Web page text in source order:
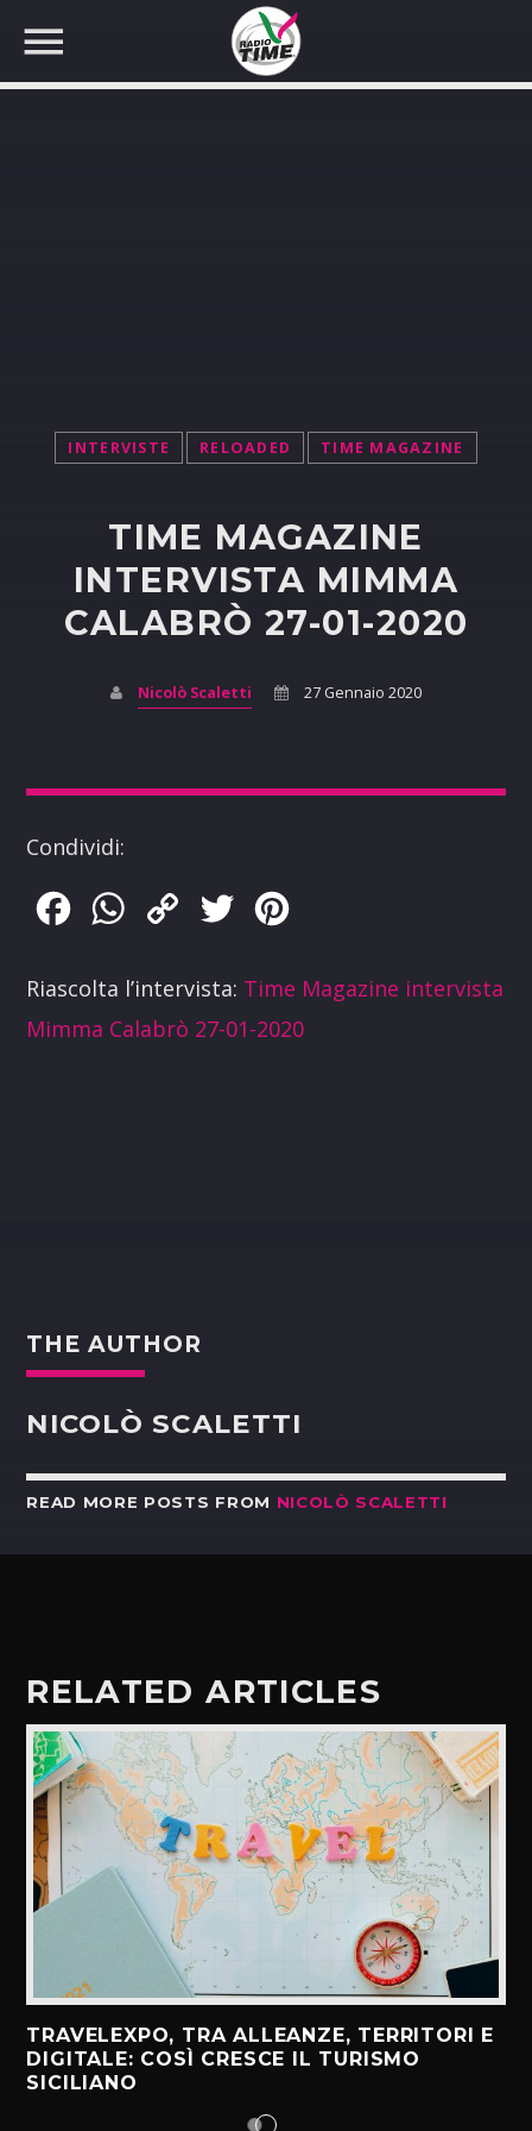
INTERVISTE RELOADED TIME MAGAZINE
TIME MAGAZINE
INTERVISTA MIMMA
CALABRÒ 27-01-2020
Nicolò Scaletti 27 Gennaio 2020
Condividi:
FacebookWhatsApp
Copy
Twitter
Riascolta l’intervista: Time Magazine intervista
Mimma Calabrò 27-01-2020
THE AUTHOR
NICOLÒ SCALETTI
READ MORE POSTS FROM NICOLÒ SCALETTI
RELATED ARTICLES
TRAVELEXPO, TRA ALLEANZE, TERRITORI E
DIGITALE: COSÌ CRESCE IL TURISMO
SICILIANO